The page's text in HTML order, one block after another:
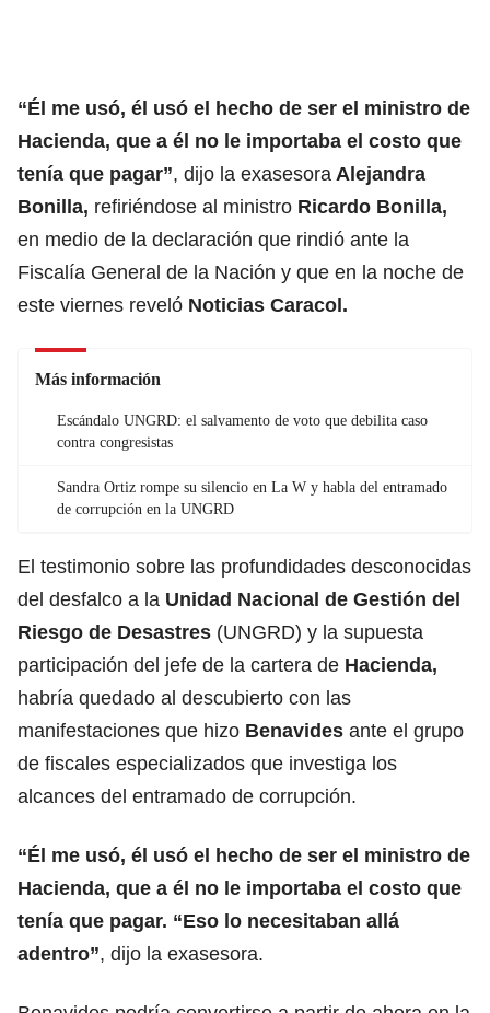
“Él me usó, él usó el hecho de ser el ministro de
Hacienda, que a él no le importaba el costo que
tenía que pagar”, dijo la exasesora Alejandra
Bonilla, refiriéndose al ministro Ricardo Bonilla,
en medio de la declaración que rindió ante la
Fiscalía General de la Nación y que en la noche de
este viernes reveló Noticias Caracol.
Más información
Escándalo UNGRD: el salvamento de voto que debilita caso
contra congresistas
Sandra Ortiz rompe su silencio en La W y habla del entramado
de corrupción en la UNGRD
El testimonio sobre las profundidades desconocidas
del desfalco a la Unidad Nacional de Gestión del
Riesgo de Desastres (UNGRD) y la supuesta
participación del jefe de la cartera de Hacienda,
habría quedado al descubierto con las
manifestaciones que hizo Benavides ante el grupo
de fiscales especializados que investiga los
alcances del entramado de corrupción.
“Él me usó, él usó el hecho de ser el ministro de
Hacienda, que a él no le importaba el costo que
tenía que pagar. “Eso lo necesitaban allá
adentro”, dijo la exasesora.